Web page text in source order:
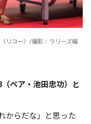
リコー）/撮影：ラリーズ編
（ペア・池田忠功）と
からだな」と思った